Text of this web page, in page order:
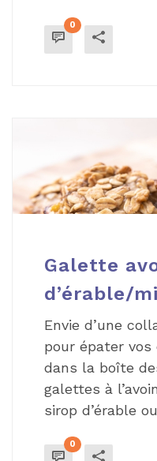
0
Galette
d’érable/
Envie d’une
pour épater
dans la boîte
galettes à
sirop d’érable
0